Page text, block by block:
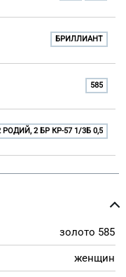
БРИЛЛИАНТ
585
РОДИЙ, 2 БР КР-57 1/3Б 0,5
золото 585
женщин